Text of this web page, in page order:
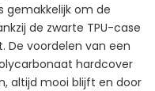
gemakkelijk om de
de zwarte TPU-case
De voordelen van een
hardcover
altijd mooi blijft en door